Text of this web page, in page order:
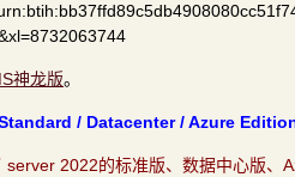
神龙版。
/ Datacenter / Azure
server 2022的标准版、数据中心版、